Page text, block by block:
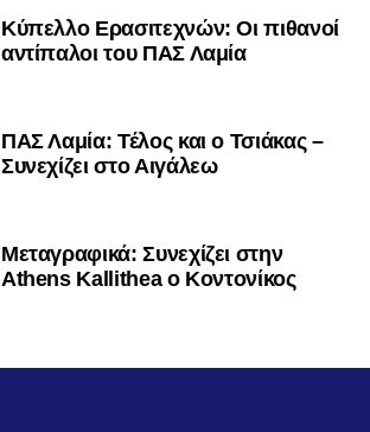
Κύπελλο Ερασιτεχνών: Οι πιθανοί
αντίπαλοι του ΠΑΣ Λαμία
ΠΑΣ Λαμία: Τέλος και ο Τσιάκας –
Συνεχίζει στο Αιγάλεω
Mεταγραφικά: Συνεχίζει στην
Athens Kallithea ο Κοντονίκος